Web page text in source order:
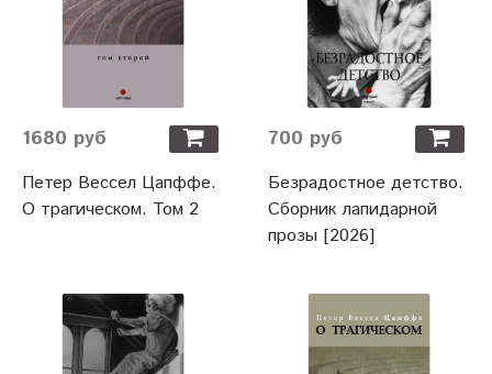
1680 руб
Петер Вессел Цапффе.
О трагическом. Том 2
700 руб
Безрадостное детство.
Сборник лапидарной
прозы [2026]